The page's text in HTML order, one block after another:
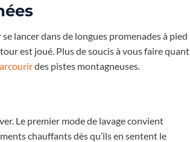
lancer dans de longues promenades à pied
est joué. Plus de soucis à vous faire quant
des pistes montagneuses.
Le premier mode de lavage convient
chauffants dès qu’ils en sentent le